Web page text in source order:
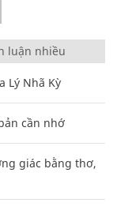
luận nhiều
Lý Nhã Kỳ
cần nhớ
giác bằng thơ,